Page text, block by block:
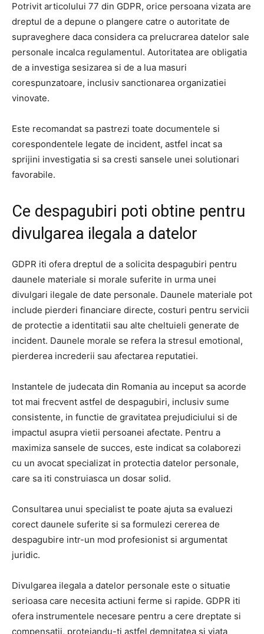
Potrivit articolului 77 din GDPR, orice persoana vizata are
dreptul de a depune o plangere catre o autoritate de
supraveghere daca considera ca prelucrarea datelor sale
personale incalca regulamentul. Autoritatea are obligatia
de a investiga sesizarea si de a lua masuri
corespunzatoare, inclusiv sanctionarea organizatiei
vinovate.
Este recomandat sa pastrezi toate documentele si
corespondentele legate de incident, astfel incat sa
sprijini investigatia si sa cresti sansele unei solutionari
favorabile.
Ce despagubiri poti obtine pentru
divulgarea ilegala a datelor
GDPR iti ofera dreptul de a solicita despagubiri pentru
daunele materiale si morale suferite in urma unei
divulgari ilegale de date personale. Daunele materiale pot
include pierderi financiare directe, costuri pentru servicii
de protectie a identitatii sau alte cheltuieli generate de
incident. Daunele morale se refera la stresul emotional,
pierderea increderii sau afectarea reputatiei.
Instantele de judecata din Romania au inceput sa acorde
tot mai frecvent astfel de despagubiri, inclusiv sume
consistente, in functie de gravitatea prejudiciului si de
impactul asupra vietii persoanei afectate. Pentru a
maximiza sansele de succes, este indicat sa colaborezi
cu un avocat specializat in protectia datelor personale,
care sa iti construiasca un dosar solid.
Consultarea unui specialist te poate ajuta sa evaluezi
corect daunele suferite si sa formulezi cererea de
despagubire intr-un mod profesionist si argumentat
juridic.
Divulgarea ilegala a datelor personale este o situatie
serioasa care necesita actiuni ferme si rapide. GDPR iti
ofera instrumentele necesare pentru a cere dreptate si
compensatii, protejandu-ti astfel demnitatea si viata